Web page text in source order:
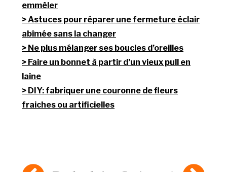
emmêler
Astuces pour réparer une fermeture éclair
abîmée sans la changer
Ne plus mélanger ses boucles d’oreilles
Faire un bonnet à partir d’un vieux pull en
laine
DIY: fabriquer une couronne de fleurs
fraiches ou artificielles